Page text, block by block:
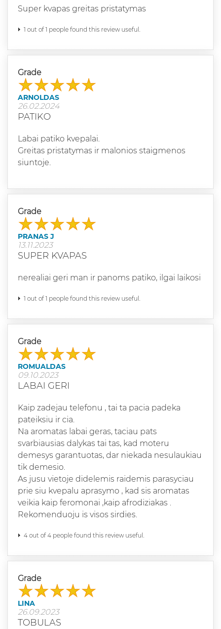
Super kvapas greitas pristatymas
1 out of 1 people found this review useful.
Grade
ARNOLDAS
26.02.2024
PATIKO
Labai patiko kvepalai.
Greitas pristatymas ir malonios staigmenos
siuntoje.
Grade
PRANAS J
13.11.2023
SUPER KVAPAS
nerealiai geri man ir panoms patiko, ilgai laikosi
1 out of 1 people found this review useful.
Grade
ROMUALDAS
09.10.2023
LABAI GERI
Kaip zadejau telefonu , tai ta pacia padeka
pateiksiu ir cia.
Na aromatas labai geras, taciau pats
svarbiausias dalykas tai tas, kad moteru
demesys garantuotas, dar niekada nesulaukiau
tik demesio.
As jusu vietoje didelemis raidemis parasyciau
prie siu kvepalu aprasymo , kad sis aromatas
veikia kaip feromonai ,kaip afrodiziakas .
Rekomenduoju is visos sirdies.
4 out of 4 people found this review useful.
Grade
LINA
26.09.2023
TOBULAS